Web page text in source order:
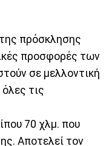
πρόσκλησης
προσφορές των
σε μελλοντική
τις
70 χλμ. που
Αποτελεί τον